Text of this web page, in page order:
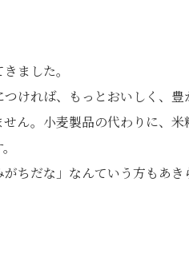
ました。
ければ、もっとおいしく、
ん。小麦製品の代わりに、米
ちだな」なんていう方もあ